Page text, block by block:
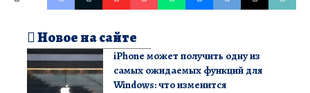
Новое на сайте
iPhone может получить одну из
самых ожидаемых функций для
Windows: что изменится